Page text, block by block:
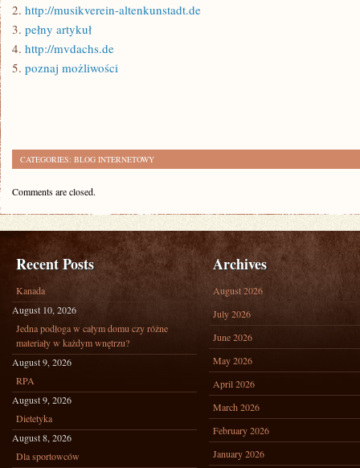
2. http://musikverein-altenkunstadt.de
3. pełny artykuł
4. http://mvdachs.de
5. poznaj możliwości
CATEGORIES: BLOG INTERNETOWY
Comments are closed.
Recent Posts
Kanada
August 10, 2026
Jedna podłoga w całym domu czy różne
materiały w każdym wnętrzu?
August 9, 2026
RPA
August 9, 2026
Dietetyka
August 8, 2026
Dla sportowców
Archives
August 2026
July 2026
June 2026
May 2026
April 2026
March 2026
February 2026
January 2026